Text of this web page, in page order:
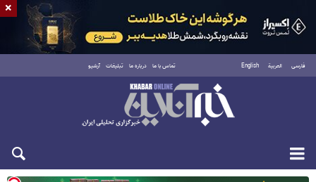
فارسی العربية English تماس با ما درباره ما تبلیغات آرشیو
یکشنبه ۱۸ مرداد ۱۴۰۵
×